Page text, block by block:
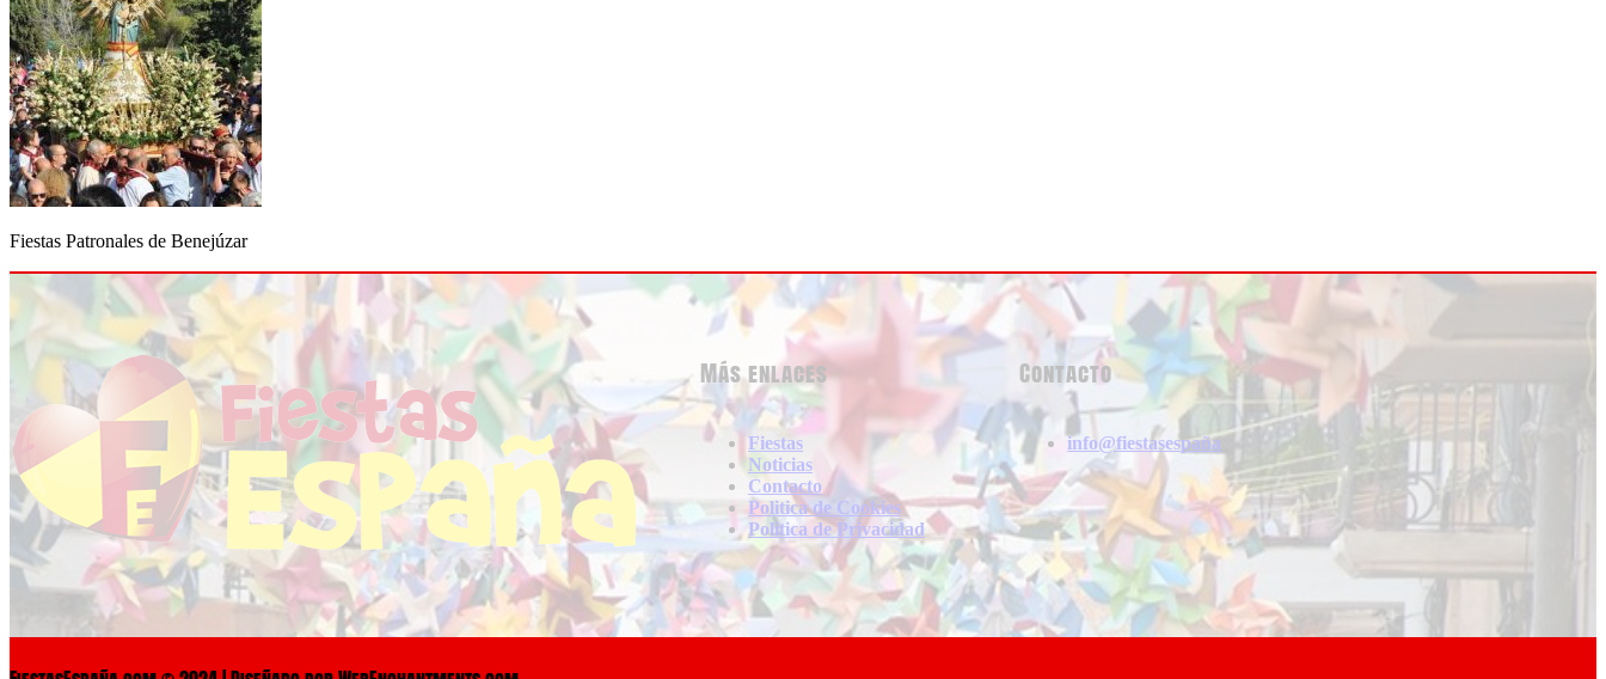
Fiestas Patronales de Benejúzar
Más enlaces
Fiestas
Noticias
Contacto
Politica de Cookies
Politica de Privacidad
Contacto
info@fiestasespaña